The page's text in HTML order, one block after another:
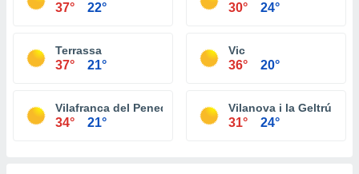
37° 22° 30° 24°
Terrassa
37° 21°
Vic
36° 20°
Vilafranca del Penedès
34° 21°
Vilanova i la Geltrú
31° 24°